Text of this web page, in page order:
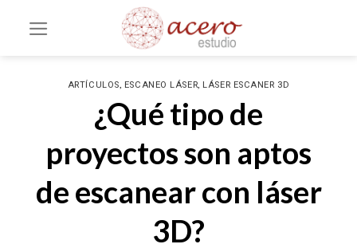
ARTÍCULOS ESCANEO LÁSER LÁSER ESCANER 3D
¿Qué tipo de
proyectos son aptos
de escanear con láser
3D?